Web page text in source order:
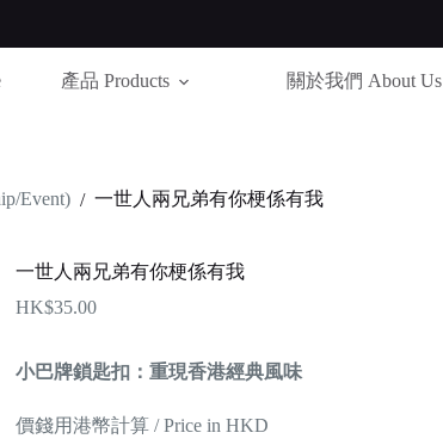
產品 Products 關於我們 About Us
Event) / 一世人兩兄弟有你梗係有我
一世人兩兄弟有你梗係有我
HK$35.00
小巴牌鎖匙扣：重現香港經典風味
價錢用港幣計算 / Price in HKD